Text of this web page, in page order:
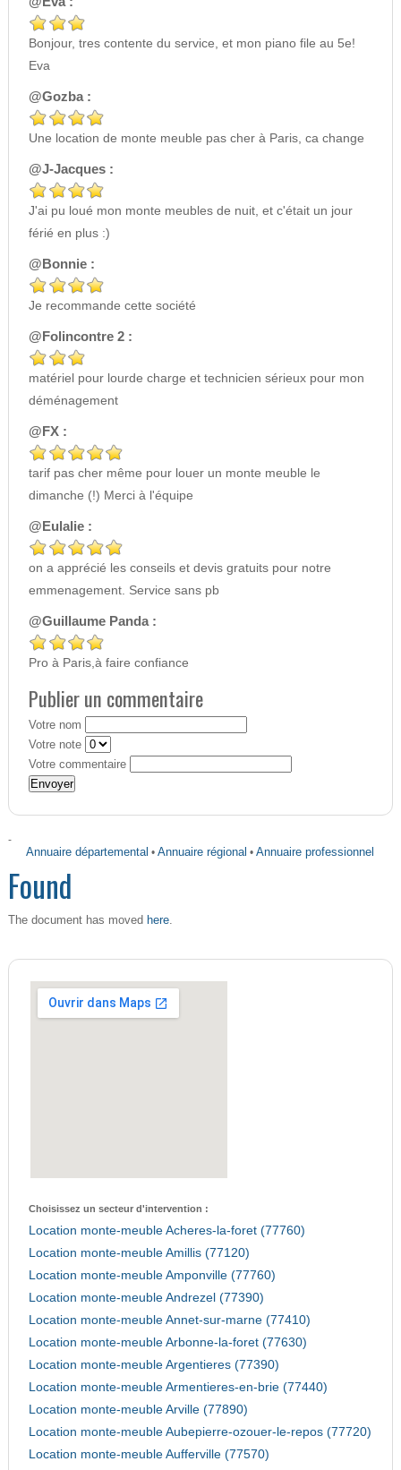
Bonjour, tres contente du service, et mon piano file au 5e!
Eva
@Gozba :
Une location de monte meuble pas cher à Paris, ca change
@J-Jacques :
J'ai pu loué mon monte meubles de nuit, et c'était un jour
férié en plus :)
@Bonnie :
Je recommande cette société
@Folincontre 2 :
matériel pour lourde charge et technicien sérieux pour mon
déménagement
@FX :
tarif pas cher même pour louer un monte meuble le
dimanche (!) Merci à l'équipe
@Eulalie :
on a apprécié les conseils et devis gratuits pour notre
emmenagement. Service sans pb
@Guillaume Panda :
Pro à Paris,à faire confiance
Publier un commentaire
Votre nom
Votre note
Votre commentaire
-
Annuaire départemental •Annuaire régional •Annuaire professionnel
Found
The document has moved here.
Choisissez un secteur d'intervention :
Location monte-meuble Acheres-la-foret (77760)
Location monte-meuble Amillis (77120)
Location monte-meuble Amponville (77760)
Location monte-meuble Andrezel (77390)
Location monte-meuble Annet-sur-marne (77410)
Location monte-meuble Arbonne-la-foret (77630)
Location monte-meuble Argentieres (77390)
Location monte-meuble Armentieres-en-brie (77440)
Location monte-meuble Arville (77890)
Location monte-meuble Aubepierre-ozouer-le-repos (77720)
Location monte-meuble Aufferville (77570)